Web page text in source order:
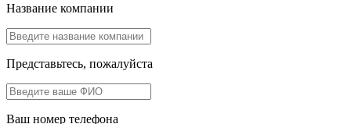
Название компании
Представьтесь, пожалуйста
Ваш номер телефона